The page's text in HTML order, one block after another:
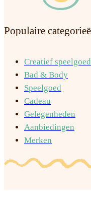
Populaire
Creatief speelgoed
Bad & Body
Speelgoed
Cadeau
Gelegenheden
Aanbiedingen
Merken